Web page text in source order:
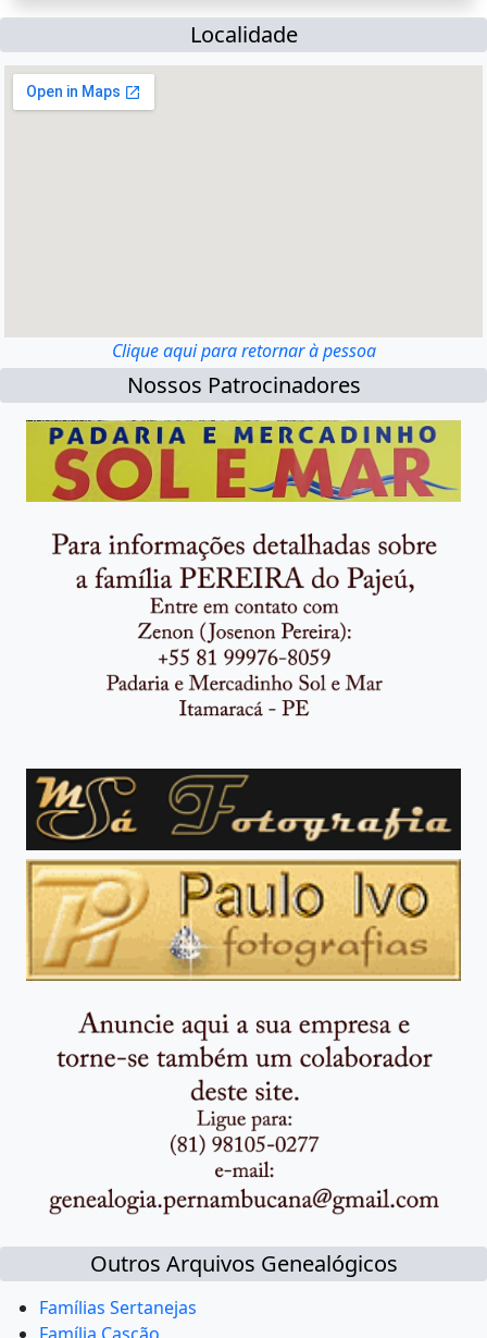
Localidade
Clique aqui para retornar à pessoa
Nossos Patrocinadores
Outros Arquivos Genealógicos
Famílias Sertanejas